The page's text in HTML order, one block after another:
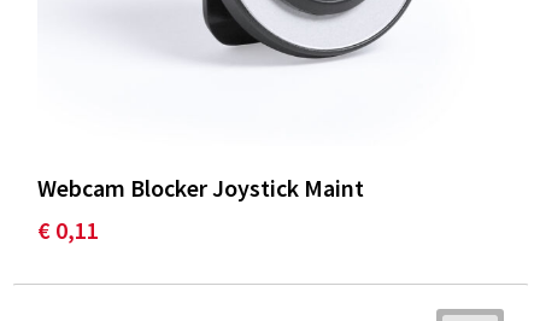
Webcam Blocker Joystick Maint
€ 0,11